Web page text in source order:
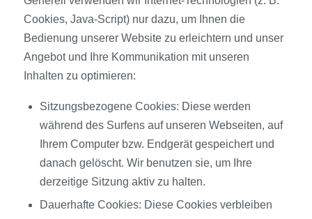
Cookies, Java-Script) nur dazu, um Ihnen die
Bedienung unserer Website zu erleichtern und unser
Angebot und Ihre Kommunikation mit unseren
Inhalten zu optimieren:
Sitzungsbezogene Cookies: Diese werden
während des Surfens auf unseren Webseiten, auf
Ihrem Computer bzw. Endgerät gespeichert und
danach gelöscht. Wir benutzen sie, um Ihre
derzeitige Sitzung aktiv zu halten.
Dauerhafte Cookies: Diese Cookies verbleiben